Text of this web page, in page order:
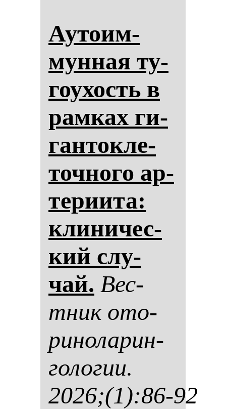
Ауто­им­
мун­ная ту­
го­ухость в
рам­ках ги­
ган­ток­ле­
точ­но­го ар­
те­ри­ита:
кли­ни­чес­
кий слу­
чай. Вес­
тник ото­
ри­но­ла­рин­
го­ло­гии.
2026;(1):86-92